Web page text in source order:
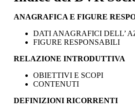
ANAGRAFICA E FIGURE
DATI ANAGRAFICI DELL’
FIGURE RESPONSABILI
RELAZIONE INTRODUTTIVA
OBIETTIVI E SCOPI
CONTENUTI
DEFINIZIONI RICORRENTI